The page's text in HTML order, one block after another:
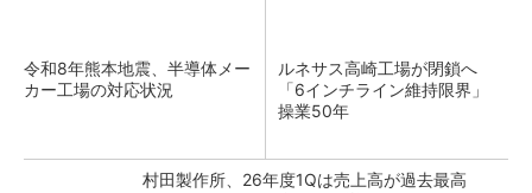
令和8年熊本地震、半導体メー
カー工場の対応状況
ルネサス高崎工場が閉鎖へ
「6インチライン維持限界」
操業50年
村田製作所、26年度1Qは売上高が過去最高